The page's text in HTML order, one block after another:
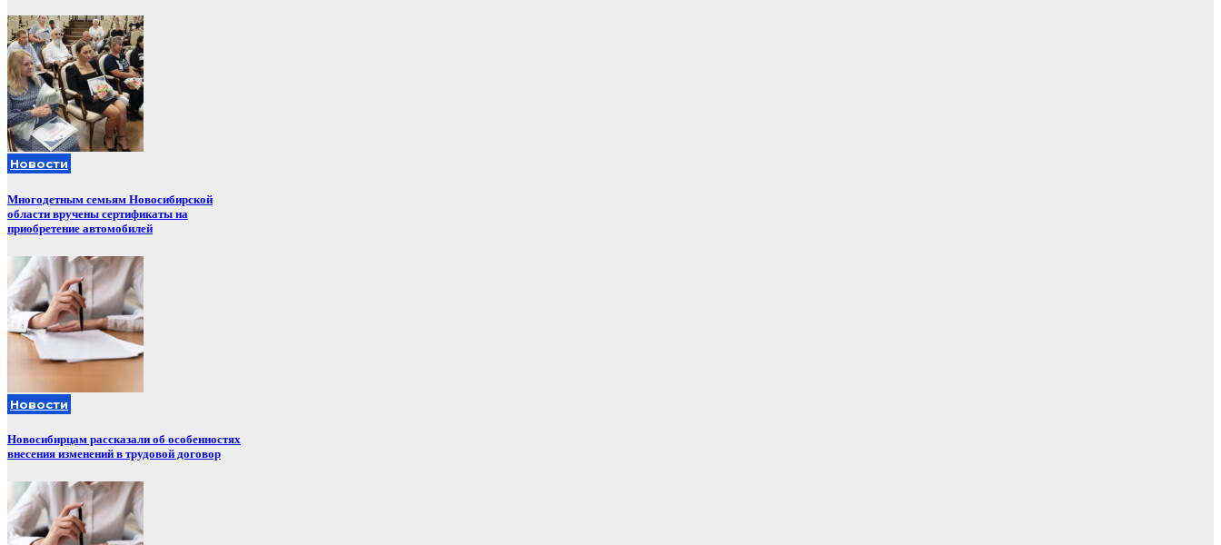
Новости
Многодетным семьям Новосибирской
области вручены сертификаты на
приобретение автомобилей
Новости
Новосибирцам рассказали об особенностях
внесения изменений в трудовой договор